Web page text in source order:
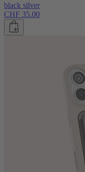
black silver
CHF 35.00